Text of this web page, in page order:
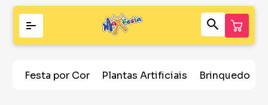
Festa por Cor Plantas Artificiais Brinquedos